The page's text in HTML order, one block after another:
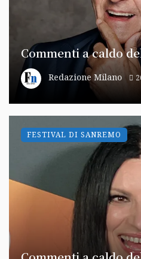
Commenti a caldo
Redazione Milano
FESTIVAL DI SANREMO